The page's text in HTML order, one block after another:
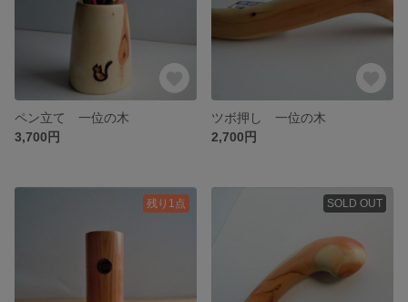
ペン立て 一位の木
3,700円
ツボ押し 一位の木
2,700円
残り1点 SOLD OUT